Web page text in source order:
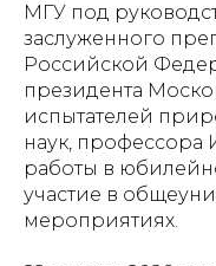
МГУ под
заслуженного
Российской
президента
испытателей
наук, профессора
работы в
участие в
мероприятиях.